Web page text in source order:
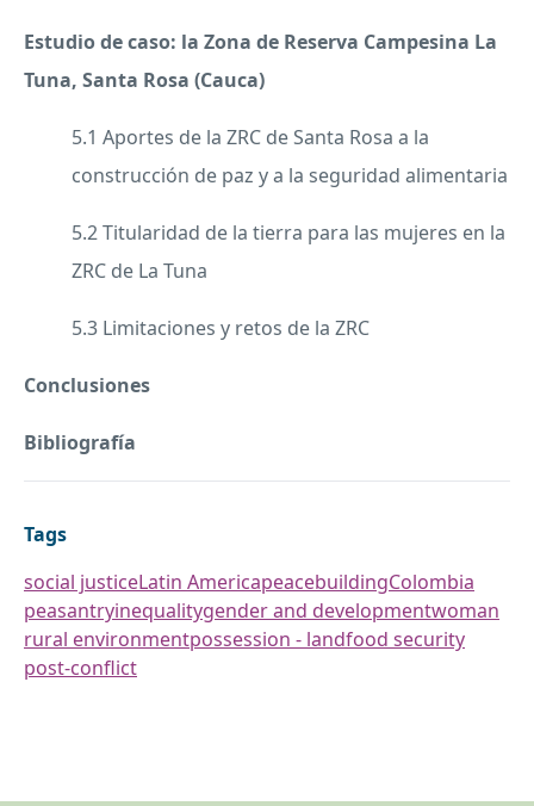
Estudio de caso: la Zona de Reserva Campesina La
Tuna, Santa Rosa (Cauca)
5.1 Aportes de la ZRC de Santa Rosa a la
construcción de paz y a la seguridad alimentaria
5.2 Titularidad de la tierra para las mujeres en la
ZRC de La Tuna
5.3 Limitaciones y retos de la ZRC
Conclusiones
Bibliografía
Tags
social justiceLatin AmericapeacebuildingColombia
peasantryinequalitygender and developmentwoman
rural environmentpossession - landfood security
post-conflict